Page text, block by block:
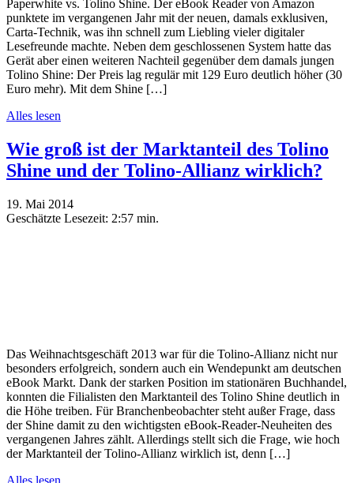
Paperwhite vs. Tolino Shine. Der eBook Reader von Amazon
punktete im vergangenen Jahr mit der neuen, damals exklusiven,
Carta-Technik, was ihn schnell zum Liebling vieler digitaler
Lesefreunde machte. Neben dem geschlossenen System hatte das
Gerät aber einen weiteren Nachteil gegenüber dem damals jungen
Tolino Shine: Der Preis lag regulär mit 129 Euro deutlich höher (30
Euro mehr). Mit dem Shine […]
Alles lesen
Wie groß ist der Marktanteil des Tolino
Shine und der Tolino-Allianz wirklich?
19. Mai 2014
Geschätzte Lesezeit: 2:57 min.
Das Weihnachtsgeschäft 2013 war für die Tolino-Allianz nicht nur
besonders erfolgreich, sondern auch ein Wendepunkt am deutschen
eBook Markt. Dank der starken Position im stationären Buchhandel,
konnten die Filialisten den Marktanteil des Tolino Shine deutlich in
die Höhe treiben. Für Branchenbeobachter steht außer Frage, dass
der Shine damit zu den wichtigsten eBook-Reader-Neuheiten des
vergangenen Jahres zählt. Allerdings stellt sich die Frage, wie hoch
der Marktanteil der Tolino-Allianz wirklich ist, denn […]
Alles lesen